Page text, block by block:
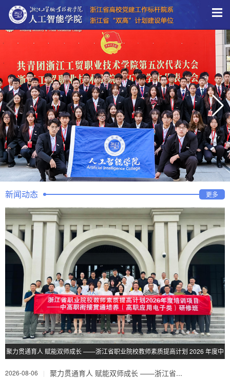
新闻动态 更多
聚力贯通育人 赋能双师成长 ——浙江省职业院校教师素质提高计划 2026 年度中
2026-08-06 | 聚力贯通育人 赋能双师成长 ——浙江省...